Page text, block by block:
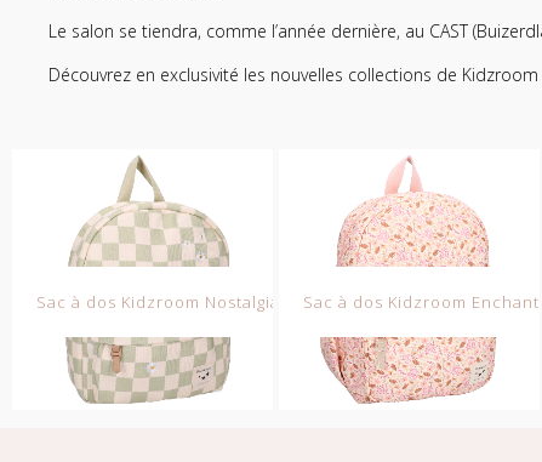
Le salon se tiendra, comme l’année dernière, au CAST
Découvrez en exclusivité les nouvelles collections de Kidzroom
Sac à dos Kidzroom Nostalgia Sac à dos Kidzroom